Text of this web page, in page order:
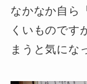
なかなか自ら
くいものです
まうと気にな